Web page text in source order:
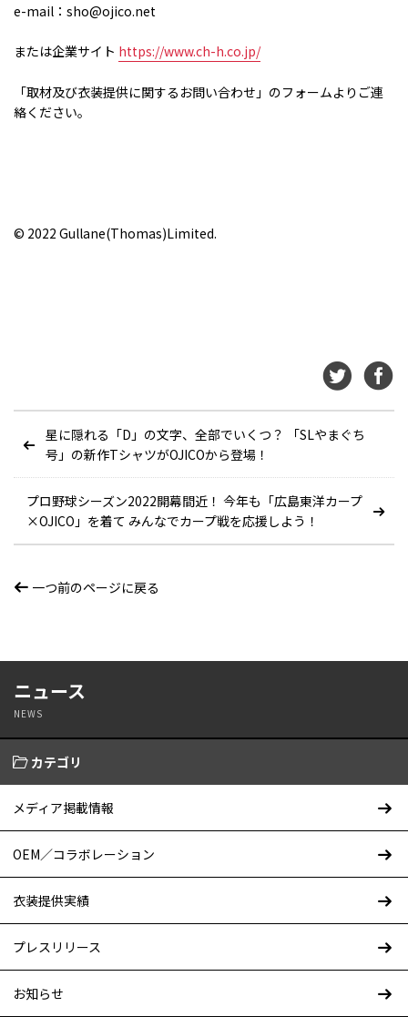
e-mail：sho@ojico.net
または企業サイト https://www.ch-h.co.jp/
「取材及び衣装提供に関するお問い合わせ」のフォームよりご連
絡ください。
© 2022 Gullane(Thomas)Limited.
星に隠れる「D」の文字、全部でいくつ？ 「SLやまぐち
号」の新作TシャツがOJICOから登場！
プロ野球シーズン2022開幕間近！ 今年も「広島東洋カープ
×OJICO」を着て みんなでカープ戦を応援しよう！
一つ前のページに戻る
ニュース
NEWS
カテゴリ
メディア掲載情報
OEM／コラボレーション
衣装提供実績
プレスリリース
お知らせ